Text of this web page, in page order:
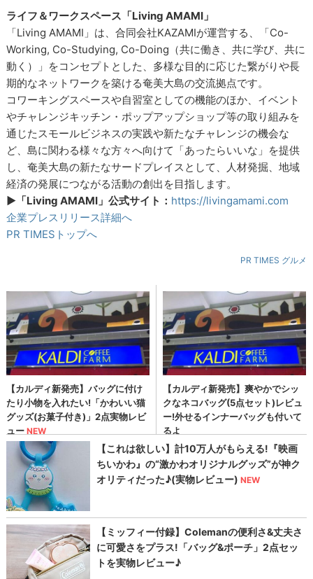
ライフ＆ワークスペース「Living AMAMI」
「Living AMAMI」は、合同会社KAZAMIが運営する、「Co-
Working, Co-Studying, Co-Doing（共に働き、共に学び、共に
動く）」をコンセプトとした、多様な目的に応じた繋がりや長
期的なネットワークを築ける奄美大島の交流拠点です。
コワーキングスペースや自習室としての機能のほか、イベント
やチャレンジキッチン・ポップアップショップ等の取り組みを
通じたスモールビジネスの実践や新たなチャレンジの機会な
ど、島に関わる様々な方々へ向けて「あったらいいな」を提供
し、奄美大島の新たなサードプレイスとして、人材発掘、地域
経済の発展につながる活動の創出を目指します。
▶︎「Living AMAMI」公式サイト： https://livingamami.com
企業プレスリリース詳細へ
PR TIMESトップへ
PR TIMES グルメ